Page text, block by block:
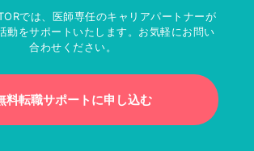
では、医師専任のキャリアパートナーが
動をサポートいたします。お気軽にお問い
合わせください。
料転職サポートに申し込む